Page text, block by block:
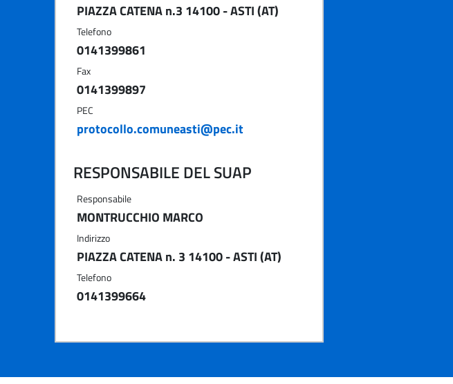
PIAZZA CATENA n.3 14100 - ASTI (AT)
Telefono
0141399861
Fax
0141399897
PEC
protocollo.comuneasti@pec.it
RESPONSABILE DEL SUAP
Responsabile
MONTRUCCHIO MARCO
Indirizzo
PIAZZA CATENA n. 3 14100 - ASTI (AT)
Telefono
0141399664